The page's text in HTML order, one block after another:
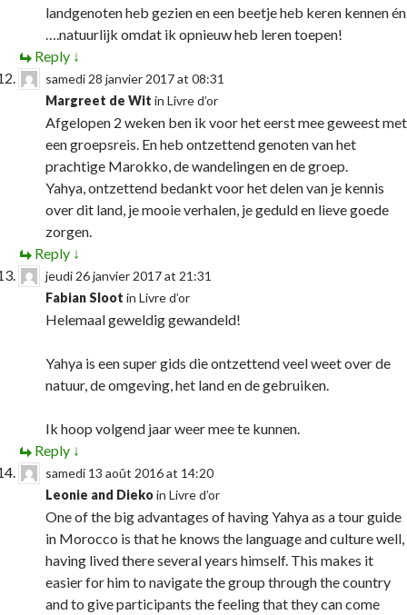
landgenoten heb gezien en een beetje heb keren kennen én
….natuurlijk omdat ik opnieuw heb leren toepen!
Reply ↓
samedi 28 janvier 2017 at 08:31
Margreet de Wit in Livre d’or
Afgelopen 2 weken ben ik voor het eerst mee geweest met
een groepsreis. En heb ontzettend genoten van het
prachtige Marokko, de wandelingen en de groep.
Yahya, ontzettend bedankt voor het delen van je kennis
over dit land, je mooie verhalen, je geduld en lieve goede
zorgen.
Reply ↓
jeudi 26 janvier 2017 at 21:31
Fabian Sloot in Livre d’or
Helemaal geweldig gewandeld!
Yahya is een super gids die ontzettend veel weet over de
natuur, de omgeving, het land en de gebruiken.
Ik hoop volgend jaar weer mee te kunnen.
Reply ↓
samedi 13 août 2016 at 14:20
Leonie and Diekoin Livre d’or
One of the big advantages of having Yahya as a tour guide
in Morocco is that he knows the language and culture well,
having lived there several years himself. This makes it
easier for him to navigate the group through the country
and to give participants the feeling that they can come